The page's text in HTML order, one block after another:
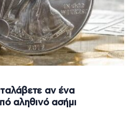
αν ένα
αληθινό ασήμι